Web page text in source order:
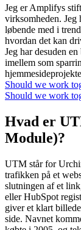
Jeg er Amplifys
virksomheden.
løbende med i
hvordan det kan
Jeg har desuden
imellem som
Should we work
Should we work
Hvad er
Module)?
UTM står for
trafikken på et
slutningen af et
eller HubSpot
giver et klart
side. Navnet